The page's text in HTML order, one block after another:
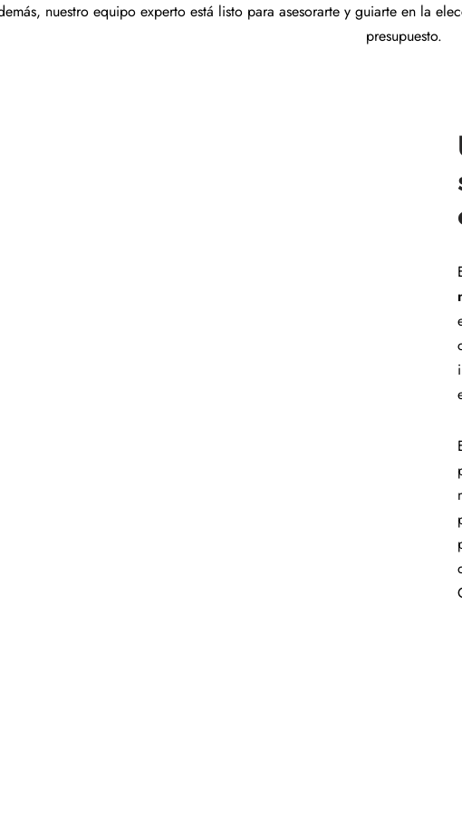
nuestro equipo experto está listo para asesorarte y guiarte en la
presupuesto.